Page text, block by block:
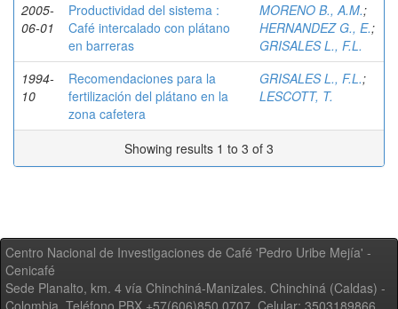
2005-
06-01
Productividad del sistema :
Café intercalado con plátano
en barreras
MORENO B., A.M.;
HERNANDEZ G., E.;
GRISALES L., F.L.
1994-
10
Recomendaciones para la
fertilización del plátano en la
zona cafetera
GRISALES L., F.L.;
LESCOTT, T.
Showing results 1 to 3 of 3
Centro Nacional de Investigaciones de Café 'Pedro Uribe Mejía' -
Cenicafé
Sede Planalto, km. 4 vía Chinchiná-Manizales. Chinchiná (Caldas) -
Colombia, Teléfono PBX +57(606)850 0707, Celular: 3503189866,